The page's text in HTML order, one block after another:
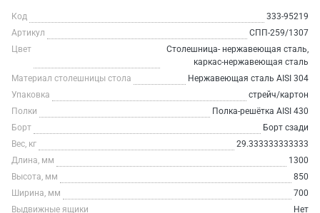
Код
333-95219
Артикул
СПП-259/1307
Цвет
Столешница- нержавеющая сталь,
каркас-нержавеющая сталь
Материал столешницы стола
Нержавеющая сталь AISI 304
Упаковка
стрейч/картон
Полки
Полка-решётка AISI 430
Борт
Борт сзади
Вес, кг
29.333333333333
Длина, мм
1300
Высота, мм
850
Ширина, мм
700
Выдвижные ящики
Нет